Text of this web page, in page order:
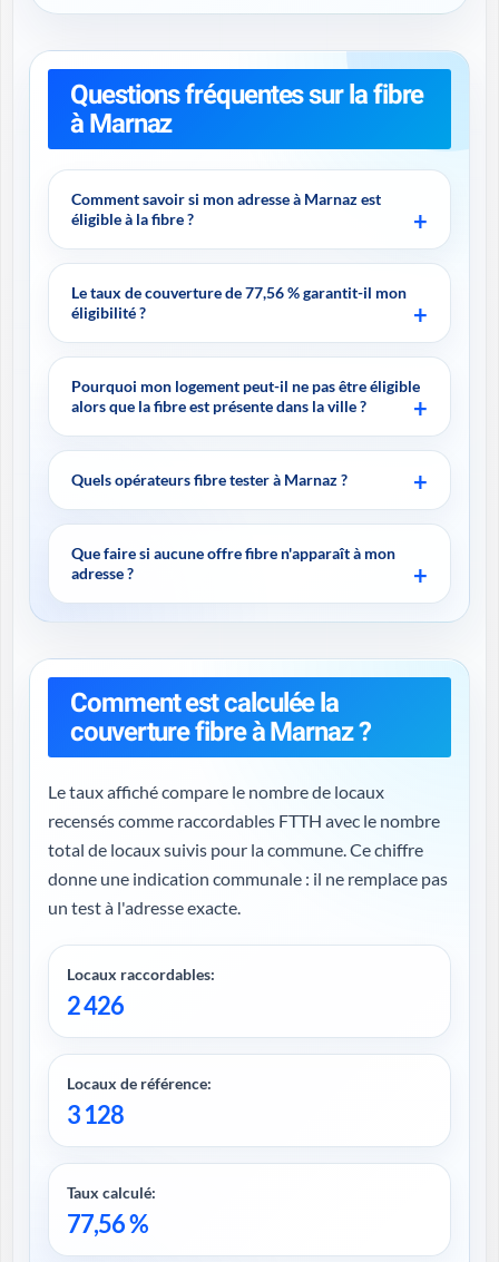
Questions fréquentes sur la fibre
à Marnaz
Comment savoir si mon adresse à Marnaz est
éligible à la fibre ?
Le taux de couverture de 77,56 % garantit-il mon
éligibilité ?
Pourquoi mon logement peut-il ne pas être éligible
alors que la fibre est présente dans la ville ?
Quels opérateurs fibre tester à Marnaz ?
Que faire si aucune offre fibre n'apparaît à mon
adresse ?
Comment est calculée la
couverture fibre à Marnaz ?
Le taux affiché compare le nombre de locaux
recensés comme raccordables FTTH avec le nombre
total de locaux suivis pour la commune. Ce chiffre
donne une indication communale : il ne remplace pas
un test à l'adresse exacte.
Locaux raccordables:
2 426
Locaux de référence:
3 128
Taux calculé:
77,56 %